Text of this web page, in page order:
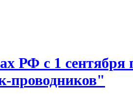
РФ с 1 сентября
проводников"